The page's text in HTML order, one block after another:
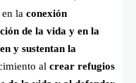
la conexión
de la vida y en la
y sustentan la
al crear refugios